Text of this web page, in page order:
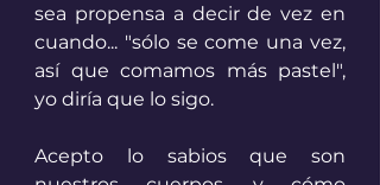
sea propensa a decir de vez en
cuando... "sólo se come una vez,
así que comamos más pastel",
yo diría que lo sigo.
Acepto lo sabios que son